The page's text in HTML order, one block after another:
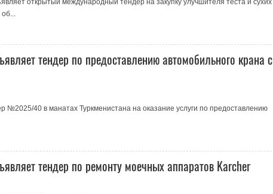
открытый международный тендер на закупку улучшителя теста и сухих
об...
тендер по предоставлению автомобильного крана с
40 в манатах Туркменистана на оказание услуги по предоставлению
тендер по ремонту моечных аппаратов Karcher